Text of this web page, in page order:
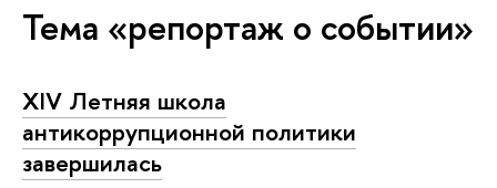
Тема «репортаж о событии»
XIV Летняя школа
антикоррупционной политики
завершилась